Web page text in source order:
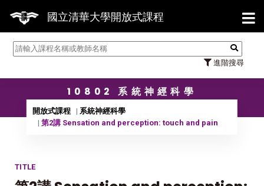
國立清華大學開放式課程
進階搜尋
【7/
10802 系統神經科學
開放式課程
系統神經科學
第2講 Sensation and perception: touch and pain
TITLE